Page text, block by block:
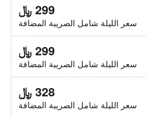
299 ﷼
سعر الليلة شامل الصريبة المضافة
299 ﷼
سعر الليلة شامل الصريبة المضافة
328 ﷼
سعر الليلة شامل الصريبة المضافة